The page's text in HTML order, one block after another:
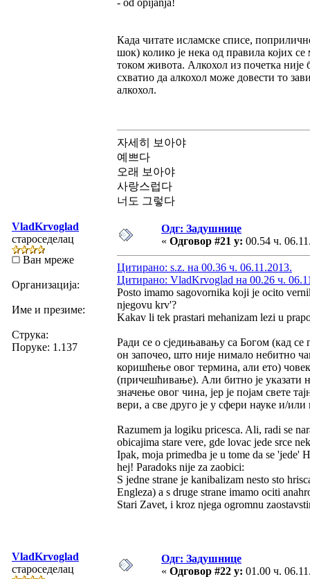
Када читате исламске списе,
шок) колико је нека од правила којих
током живота. Алкохол из почетка није
схватио да алкохол може довести то
алкохол.
자세히 보아야
예쁘다
오래 보아야
사랑스럽다
너도 그렇다
VladKrvoglad
староседелац
Ван мреже
Организација:
Име и презиме:
Струка:
Поруке: 1.137
Одг: Задушнице
« Одговор #21 у: 00.54 ч.
Цитирано: s.z. на 00.36 ч. 06.11.2013.
Цитирано: VladKrvoglad на 00.26 ч.
Posto imamo sagovornika koji je ocito
njegovu krv'?
Kakav li tek prastari mehanizam lezi u
Ради се о сједињавању са Богом (кад се
он започео, што није нимало небитно
коришћење овог термина, али ето)
(причешћивање). Али битно је указати
значење овог чина, јер је појам свете
вери, а све друго је у сфери науке и/или
Razumem ja logiku pricesca. Ali, radi se
obicajima stare vere, gde lovac jede srce
Ipak, moja primedba je u tome da se
hej! Paradoks nije za zaobici:
S jedne strane je kanibalizam nesto sto
Engleza) a s druge strane imamo ociti
Stari Zavet, i kroz njega ogromnu
VladKrvoglad
староседелац
Одг: Задушнице
« Одговор #22 у: 01.00 ч.